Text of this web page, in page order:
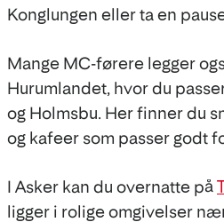
Konglungen eller ta en
Mange MC-førere legger
Hurumlandet, hvor du
og Holmsbu. Her finner du
og kafeer som passer godt
I Asker kan du overnatte på
ligger i rolige omgivelser